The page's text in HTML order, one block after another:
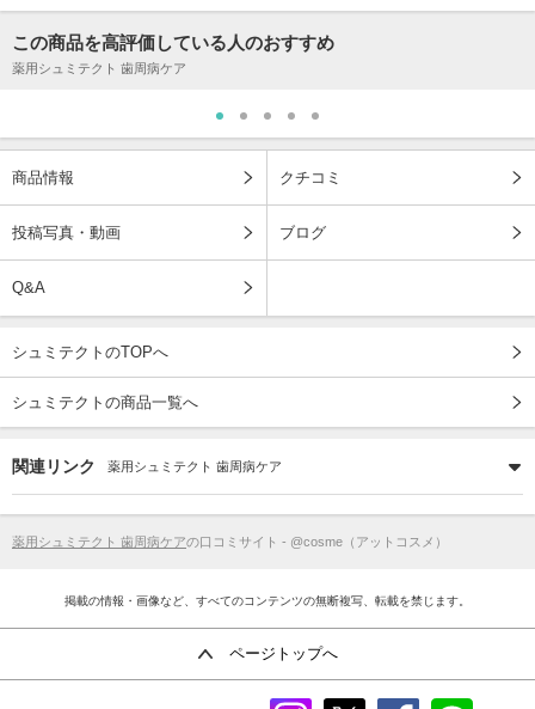
この商品を高評価している人のおすすめ
薬用シュミテクト 歯周病ケア
商品情報 クチコミ
投稿写真・動画 ブログ
Q&A
シュミテクトのTOPへ
シュミテクトの商品一覧へ
関連リンク 薬用シュミテクト 歯周病ケア
薬用シュミテクト 歯周病ケアの口コミサイト - @cosme（アットコスメ）
掲載の情報・画像など、すべてのコンテンツの無断複写、転載を禁じます。
ページトップへ